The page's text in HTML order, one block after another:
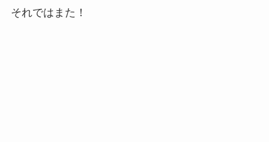
それではまた！